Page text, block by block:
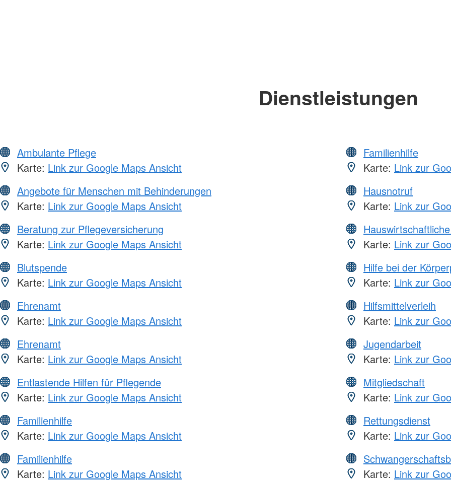
Dienstleistungen
Ambulante Pflege
Karte: Link zur Google Maps Ansicht
Angebote für Menschen mit Behinderungen
Karte: Link zur Google Maps Ansicht
Beratung zur Pflegeversicherung
Karte: Link zur Google Maps Ansicht
Blutspende
Karte: Link zur Google Maps Ansicht
Ehrenamt
Karte: Link zur Google Maps Ansicht
Ehrenamt
Karte: Link zur Google Maps Ansicht
Entlastende Hilfen für Pflegende
Karte: Link zur Google Maps Ansicht
Familienhilfe
Karte: Link zur Google Maps Ansicht
Familienhilfe
Karte: Link zur Google Maps Ansicht
Familienhilfe
Karte: Link zur
Hausnotruf
Karte: Link zur
Karte: Link zur
Hilfe bei der
Karte: Link zur
Hilfsmittelverleih
Karte: Link zur
Jugendarbeit
Karte: Link zur
Mitgliedschaft
Karte: Link zur
Rettungsdienst
Karte: Link zur
Karte: Link zur